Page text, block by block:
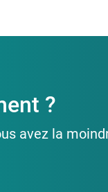
?
avez la